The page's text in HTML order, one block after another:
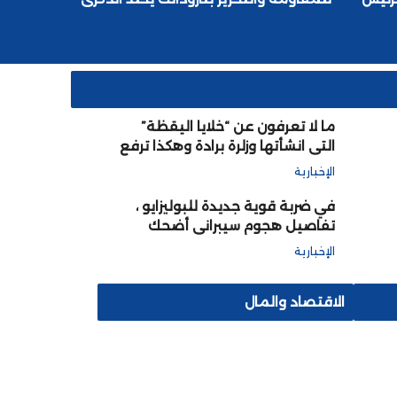
ما لا تعرفون عن “خلايا اليقظة”
التي انشأتها وزلرة برادة وهكذا ترفع
من جودة التعليم وتنشئ أجيالا
قادمة متعلمة مؤهلة
الإخبارية
في ضربة قوية جديدة للبوليزايو ،
تفاصيل هجوم سيبراني أضحك
العالم على الجبهة وحاضنتها الجزائر
الإخبارية
الاقتصاد والمال